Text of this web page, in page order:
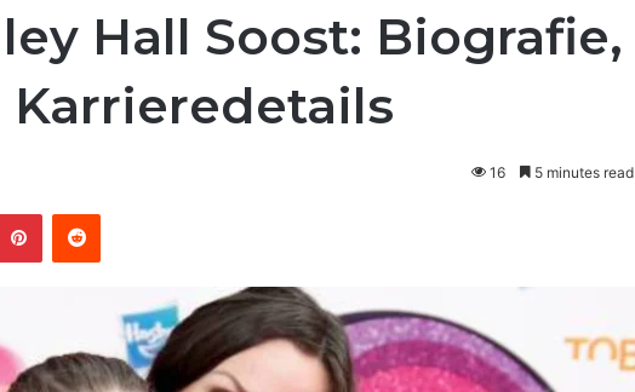
Hall Soost: Biografie,
16 5 minutes read
PinterestReddit